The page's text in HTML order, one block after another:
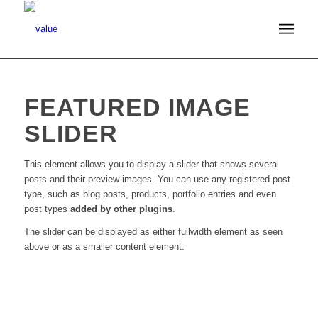
FEATURED IMAGE
SLIDER
This element allows you to display a slider that shows several
posts and their preview images. You can use any registered post
type, such as blog posts, products, portfolio entries and even
post types added by other plugins.
The slider can be displayed as either fullwidth element as seen
above or as a smaller content element.